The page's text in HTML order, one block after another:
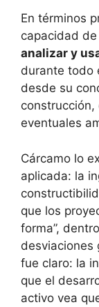
En términos
capacidad de
analizar y
durante todo
desde su
eventuales
Cárcamo lo
aplicada: la
que los
forma”,
desviaciones
fue claro: la
que el
activo vea